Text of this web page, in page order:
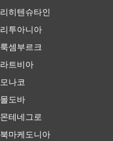
리히텐슈타인
리투아니아
룩셈부르크
라트비아
모나코
몰도바
몬테네그로
북마케도니아